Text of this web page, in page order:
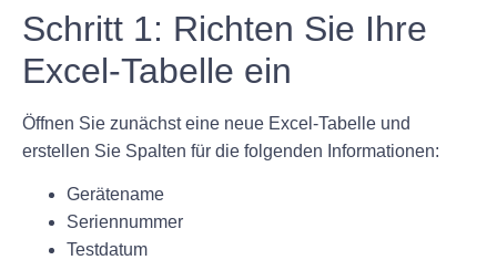
Schritt 1: Richten Sie Ihre
Excel-Tabelle ein
Öffnen Sie zunächst eine neue Excel-Tabelle und
erstellen Sie Spalten für die folgenden Informationen:
Gerätename
Seriennummer
Testdatum